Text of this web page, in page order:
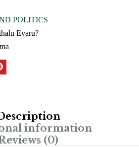
POLITICS
Evaru?
information
(0)